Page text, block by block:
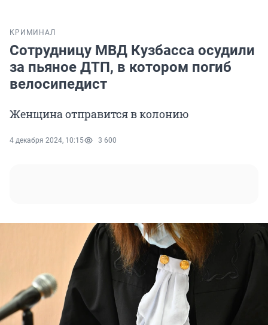
КРИМИНАЛ
Сотрудницу МВД Кузбасса осудили
за пьяное ДТП, в котором погиб
велосипедист
Женщина отправится в колонию
4 декабря 2024, 10:15 3 600